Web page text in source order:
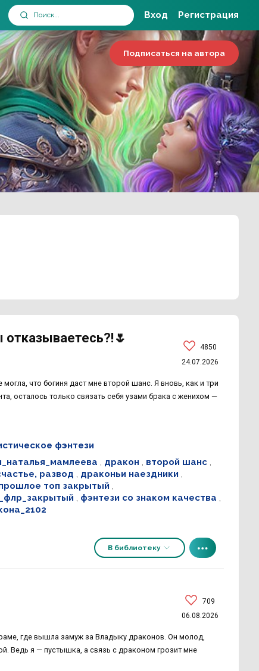
Подписаться на автора
4850
24.07.2026
что богиня даст мне второй шанс. Я вновь, как и три
осталось только связать себя узами брака с женихом —
фэнтези
, дракон , второй шанс,
развод , драконьи наездники ,
топ закрытый ,
, фэнтези со знаком качества ,
В библиотеку
709
06.08.2026
где вышла замуж за Владыку драконов. Он молод,
Ведь я — пустышка, а связь с драконом грозит мне
Вход Регистрация